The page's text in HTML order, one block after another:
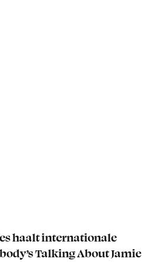
haalt internationale
Talking About Jamie